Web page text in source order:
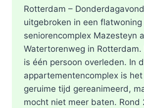
Rotterdam –
uitgebroken in een flatwoning
seniorencomplex Mazesteyn
Watertorenweg in Rotterdam.
is één persoon overleden. In
appartementencomplex is
geruime tijd gereanimeerd,
mocht niet meer baten. Rond